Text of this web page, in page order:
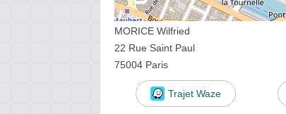
MORICE Wilfried
22 Rue Saint Paul
75004 Paris
Trajet Waze